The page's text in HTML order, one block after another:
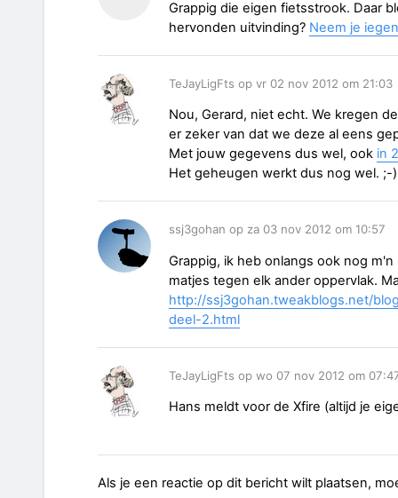
Grappig die eigen fietsstrook. Daar
hervonden uitvinding? Neem je
TeJayLigFts op vr 02 nov 2012 om 21:03
Nou, Gerard, niet echt. We kregen
er zeker van dat we deze al eens
Met jouw gegevens dus wel, ook in
Het geheugen werkt dus nog wel. ;-)
ssj3gohan op za 03 nov 2012 om 10:57
Grappig, ik heb onlangs ook nog
matjes tegen elk ander oppervlak.
http://ssj3gohan.tweakblogs.net/
deel-2.html
TeJayLigFts op wo 07 nov 2012 om
Hans meldt voor de Xfire (altijd je
Als je een reactie op dit bericht wilt plaatsen,